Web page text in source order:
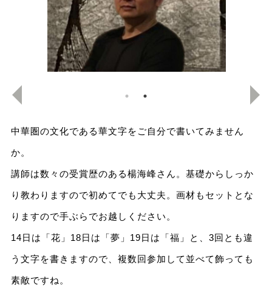
中華圏の文化である華文字をご自分で書いてみません
か。
講師は数々の受賞歴のある楊海峰さん。基礎からしっか
り教わりますので初めてでも大丈夫。画材もセットとな
りますので手ぶらでお越しください。
14日は「花」18日は「夢」19日は「福」と、3回とも違
う文字を書きますので、複数回参加して並べて飾っても
素敵ですね。